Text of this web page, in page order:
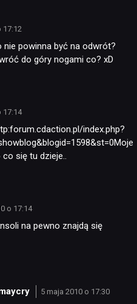
17:12
nie powinna być na odwrót?
do góry nogami co? xD
17:14
index.php?
się tu dzieje..
o 17:14
na pewno znajdą się
5 maja 2010 o 17:30